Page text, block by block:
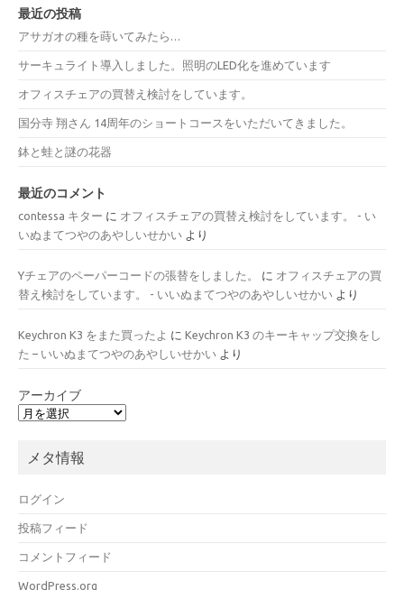
最近の投稿
アサガオの種を蒔いてみたら…
サーキュライト導入しました。照明のLED化を進めています
オフィスチェアの買替え検討をしています。
国分寺 翔さん 14周年のショートコースをいただいてきました。
鉢と蛙と謎の花器
最近のコメント
contessa キター に オフィスチェアの買替え検討をしています。 - い
いぬまてつやのあやしいせかい より
Yチェアのペーパーコードの張替をしました。 に オフィスチェアの買
替え検討をしています。 - いいぬまてつやのあやしいせかい より
Keychron K3 をまた買ったよ に Keychron K3 のキーキャップ交換をし
た – いいぬまてつやのあやしいせかい より
アーカイブ
メタ情報
ログイン
投稿フィード
コメントフィード
WordPress.org